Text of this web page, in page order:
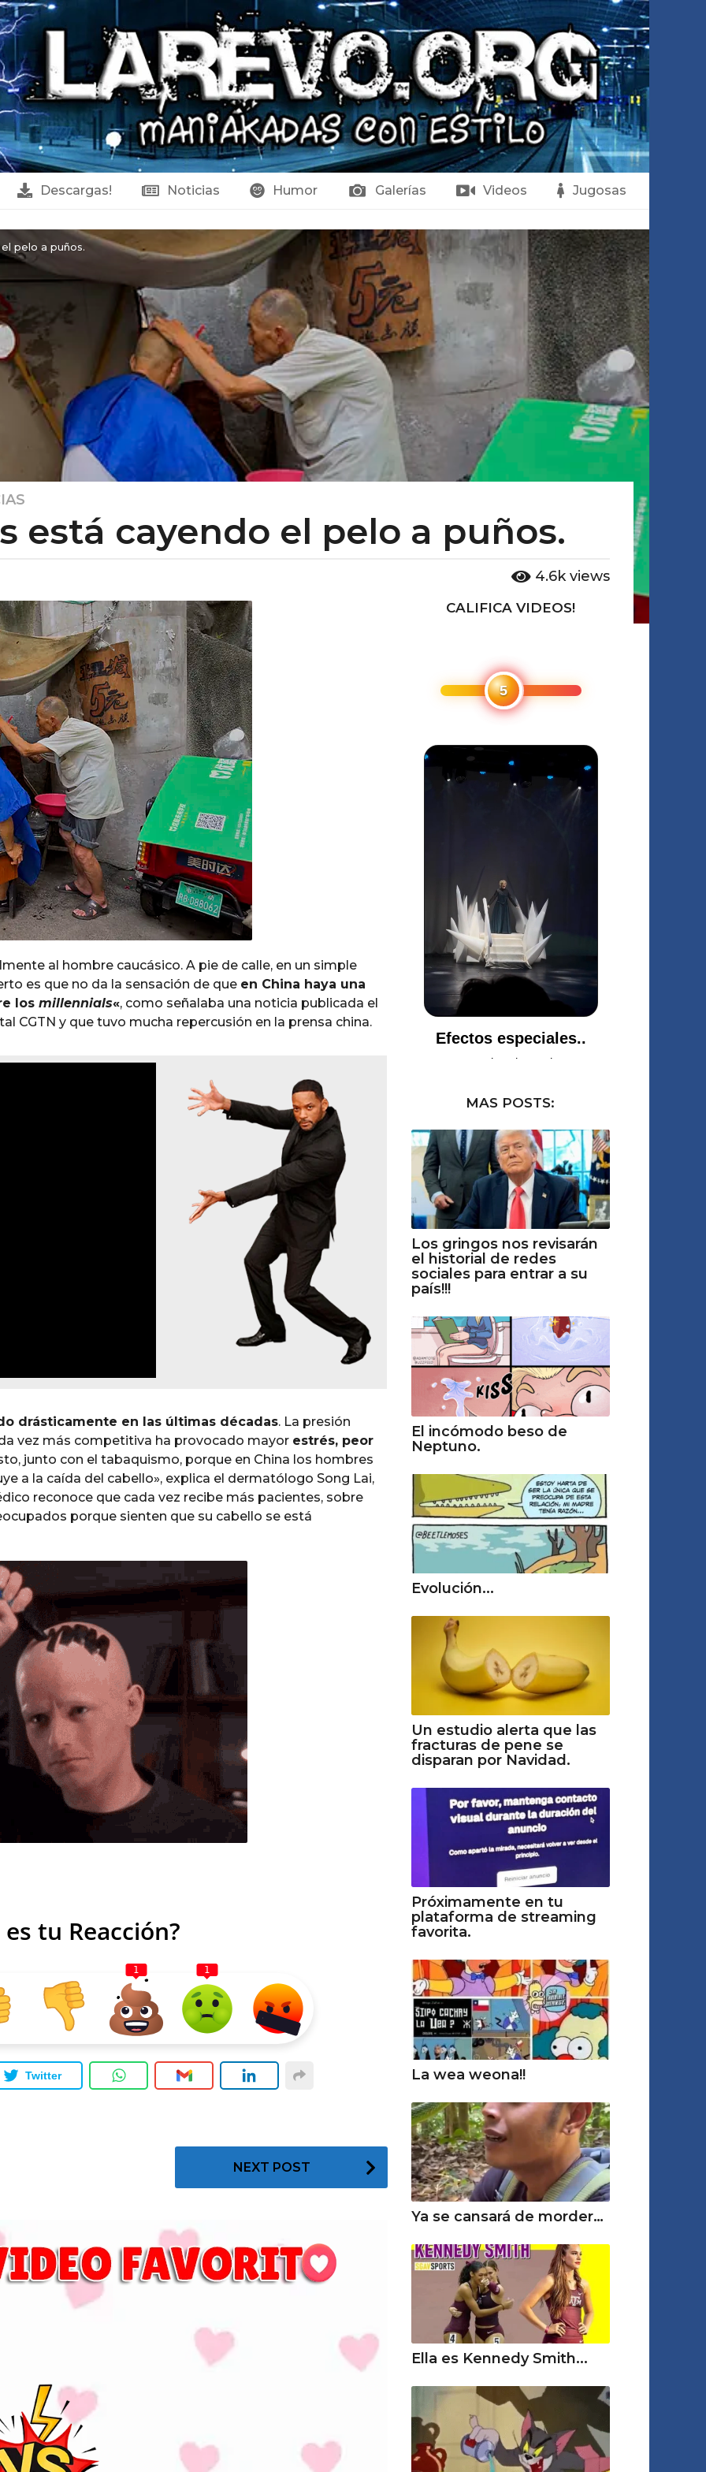
Descargas! Noticias Humor Galerías Videos Jugosas
pelo a puños.
está cayendo el pelo a puños.
4.6k views
al hombre caucásico. A pie de calle, en un simple
es que no da la sensación de que en China haya una
los millennials«, como señalaba una noticia publicada el
CGTN y que tuvo mucha repercusión en la prensa china.
drásticamente en las últimas décadas. La presión
vez más competitiva ha provocado mayor estrés, peor
junto con el tabaquismo, porque en China los hombres
a la caída del cabello», explica el dermatólogo Song Lai,
reconoce que cada vez recibe más pacientes, sobre
porque sienten que su cabello se está
es tu Reacción?
1 1
Twitter
NEXT POST
CALIFICA VIDEOS!
MAS POSTS:
Los gringos nos revisarán
el historial de redes
sociales para entrar a su
país!!!
El incómodo beso de
Neptuno.
Evolución...
Un estudio alerta que las
fracturas de pene se
disparan por Navidad.
Próximamente en tu
plataforma de streaming
favorita.
La wea weona!!
Ya se cansará de morder…
Ella es Kennedy Smith...